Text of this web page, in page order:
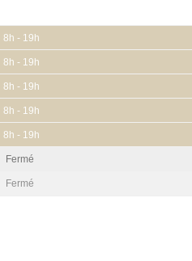
8h - 19h
8h - 19h
8h - 19h
8h - 19h
8h - 19h
Fermé
Fermé